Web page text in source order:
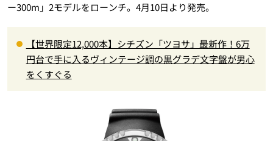
ー300m」2モデルをローンチ。4月10日より発売。
【世界限定12,000本】シチズン「ツヨサ」最新作！6万
円台で手に入るヴィンテージ調の黒グラデ文字盤が男心
をくすぐる